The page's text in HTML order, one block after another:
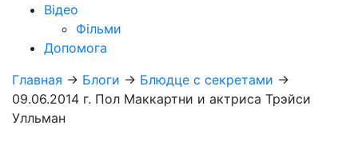
Відео
Фільми
Допомога
Главная → Блоги → Блюдце с секретами →
09.06.2014 г. Пол Маккартни и актриса Трэйси
Улльман